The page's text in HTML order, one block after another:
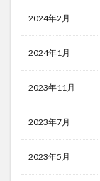
2024年2月
2024年1月
2023年11月
2023年7月
2023年5月